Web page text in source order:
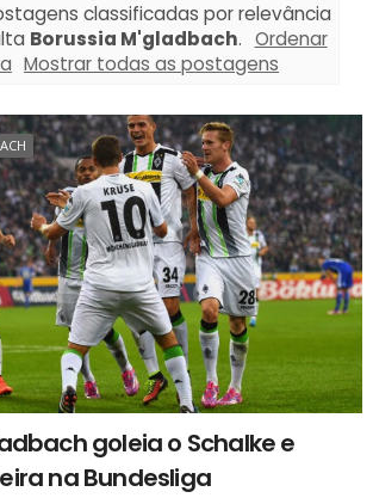
classificadas por relevância
Borussia M'gladbach. Ordenar
Mostrar todas as postagens
goleia o Schalke e
na Bundesliga